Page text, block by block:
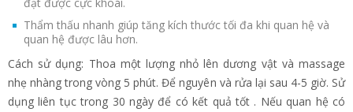
Thẩm thấu nhanh giúp tăng kích thước tối đa khi quan hệ và
quan hệ được lâu hơn.
Cách sử dụng: Thoa một lượng nhỏ lên dương vật và massage
nhẹ nhàng trong vòng 5 phút. Để nguyên và rửa lại sau 4-5 giờ. Sử
dụng liên tục trong 30 ngày để có kết quả tốt . Nếu quan hệ có